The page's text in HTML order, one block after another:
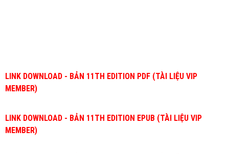
LINK DOWNLOAD - BẢN 11TH EDITION PDF (TÀI LIỆU VIP
MEMBER)
LINK DOWNLOAD - BẢN 11TH EDITION EPUB (TÀI LIỆU VIP
MEMBER)